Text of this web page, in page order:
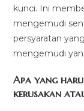
kunci. Ini
mengemudi
persyaratan
mengemudi
Apa yang
kerusakan